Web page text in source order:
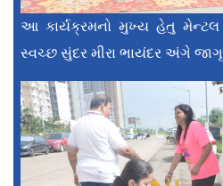
આ કાર્યક્રમનો મુખ્ય હેતુ
સ્વચ્છ સુંદર મીરા ભાયંદર અંગે